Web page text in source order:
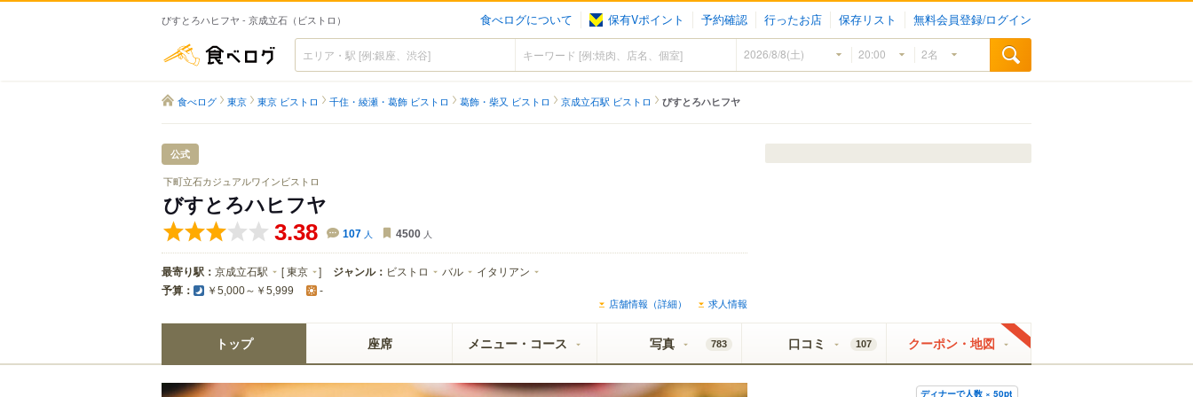
びすとろハヒフヤ - 京成立石（ビストロ） 食べログについて 保有Vポイント 予約確認 行ったお店 保存リスト 無料会員登録/ログイン
食べログ
食べログ 東京 東京 ビストロ 千住・綾瀬・葛飾 ビストロ 葛飾・柴又 ビストロ 京成立石駅 ビストロ びすとろハヒフヤ
公式
下町立石カジュアルワインビストロ
びすとろハヒフヤ
3.38 107 人 4500 人
最寄り駅： 京成立石駅 [東京 ] ジャンル： ビストロ バル イタリアン
予算： ￥5,000～￥5,999 -
店舗情報（詳細） 求人情報
トップ 座席 メニュー・コース 写真 783 口コミ 107 クーポン・地図
ディナーで人数 × 50pt